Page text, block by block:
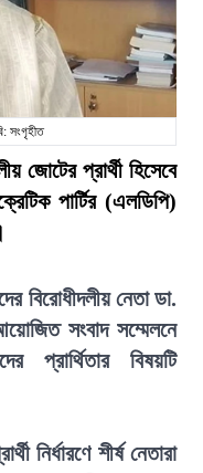
সংগৃহীত
জোটের প্রার্থী হিসেবে
পার্টির (এলডিপি)
বিরোধীদলীয় নেতা ডা.
সংবাদ সম্মেলনে
বিষয়টি
নির্ধারণে শীর্ষ নেতারা